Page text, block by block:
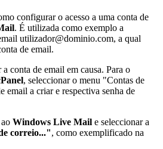
configurar o acesso a uma conta de
. É utilizada como exemplo a
utilizador@dominio.com, a qual
de email.
conta de email em causa. Para o
, seleccionar o menu "Contas de
email a criar e respectiva senha de
Windows Live Mail e seleccionar a
correio...", como exemplificado na